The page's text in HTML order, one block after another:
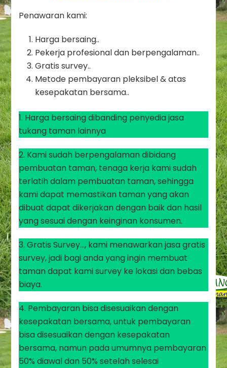
Penawaran kami:
Harga bersaing..
Pekerja profesional dan berpengalaman..
Gratis survey..
Metode pembayaran pleksibel & atas
kesepakatan bersama..
1. Harga bersaing dibanding penyedia jasa
tukang taman lainnya
2. Kami sudah berpengalaman dibidang
pembuatan taman, tenaga kerja kami sudah
terlatih dalam pembuatan taman, sehingga
kami dapat memastikan taman yang akan
dibuat dapat dikerjakan dengan baik dan hasil
yang sesuai dengan keinginan konsumen.
3. Gratis Survey…, kami menawarkan jasa gratis
survey, jadi bagi anda yang ingin membuat
taman dapat kami survey ke lokasi dan bebas
biaya.
4. Pembayaran bisa disesuaikan dengan
kesepakatan bersama, untuk pembayaran
bisa disesuaikan dengan kesepakatan
bersama, namun pada umumnya pembayaran
50% diawal dan 50% setelah selesai